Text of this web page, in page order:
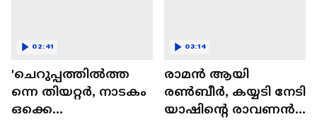
'ചെറുപ്പത്തിൽത്ത
ന്നെ തിയറ്റർ, നാടകം
ഒക്കെ
02:41
രാമന്‍ ആയി
രൺബീർ, കയ്യടി നേടി
യാഷിന്റെ രാവണൻ;
03:14